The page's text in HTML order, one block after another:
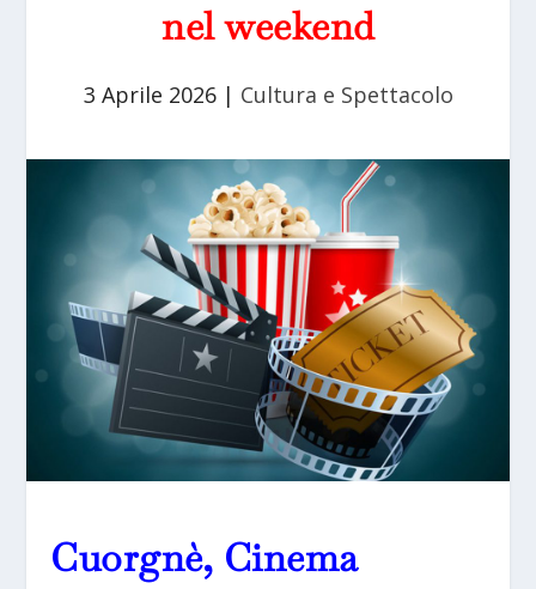
nel weekend
3 Aprile 2026| Cultura e Spettacolo
Cuorgnè, Cinema